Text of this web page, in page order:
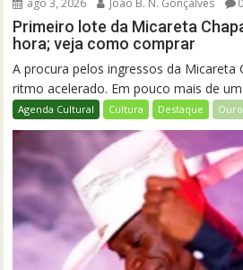
Primeiro lote da Micareta
hora; veja como comprar
A procura pelos ingressos da Micareta
ritmo acelerado. Em pouco mais de
Agenda Cultural Cultura Destaque